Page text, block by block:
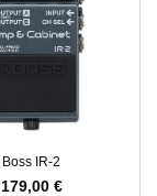
Boss IR-2
179,00 €